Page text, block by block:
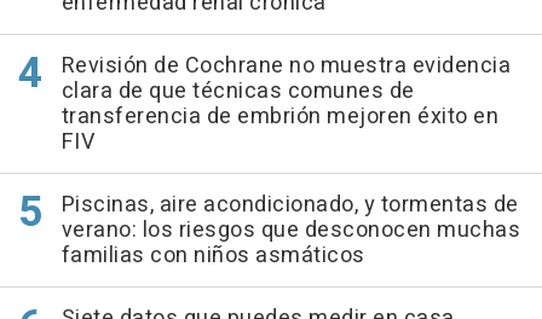
Revisión de Cochrane no muestra evidencia
clara de que técnicas comunes de
transferencia de embrión mejoren éxito en
FIV
Piscinas, aire acondicionado, y tormentas de
verano: los riesgos que desconocen muchas
familias con niños asmáticos